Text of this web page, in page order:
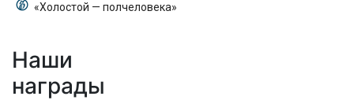
«Холостой — полчеловека»
Наши
награды